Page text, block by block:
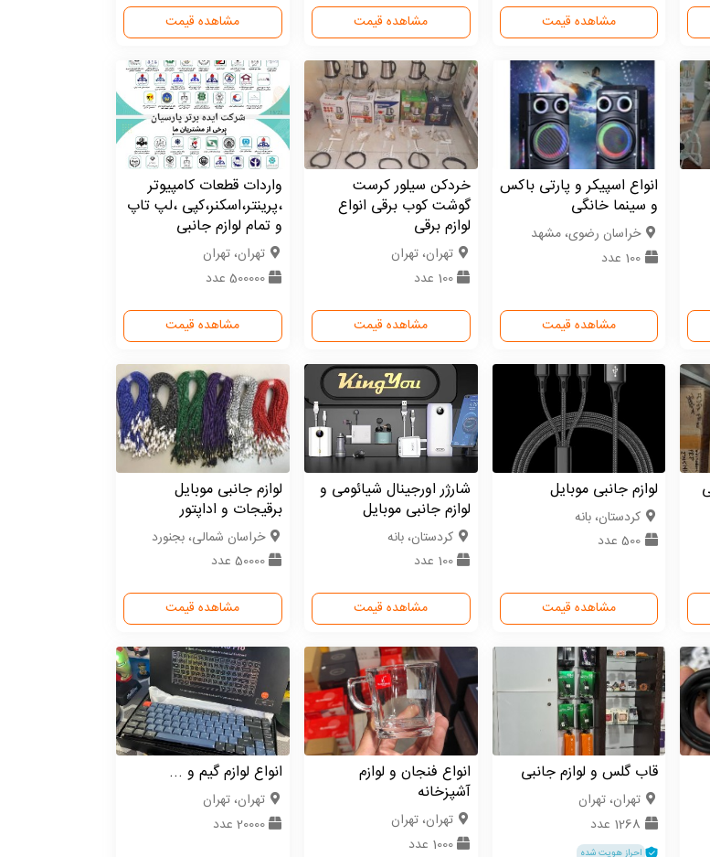
مشاهده قیمت مشاهده قیمت مشاهده قیمت
انواع اسپیکر و پارتی باکس
و سینما خانگی
خراسان رضوی، مشهد
100 عدد
مشاهده قیمت
خردکن سیلور کرست
گوشت کوب برقی انواع
لوازم برقی
تهران، تهران
100 عدد
مشاهده قیمت
واردات قطعات کامپیوتر
،پرینتر،اسکنر،کپی ،لپ تاپ
و تمام لوازم جانبی
تهران، تهران
500000 عدد
مشاهده قیمت
لوازم جانبی موبایل
كردستان، بانه
500 عدد
مشاهده قیمت
شارژر اورجینال شیائومی و
لوازم جانبی موبایل
كردستان، بانه
100 عدد
مشاهده قیمت
لوازم جانبی موبایل
برقیجات و اداپتور
خراسان شمالی، بجنورد
50000 عدد
مشاهده قیمت
قاب گلس و لوازم جانبی
تهران، تهران
1268 عدد
احراز هویت شده
انواع فنجان و لوازم
آشپزخانه
تهران، تهران
1000 عدد
انواع لوازم گیم و ...
تهران، تهران
20000 عدد